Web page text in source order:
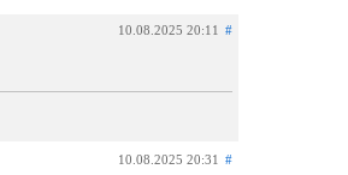
10.08.2025 20:11 #
10.08.2025 20:31 #